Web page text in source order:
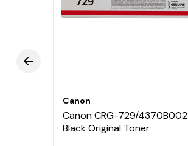
Canon
Canon CRG-729/4370B002
Black Original Toner